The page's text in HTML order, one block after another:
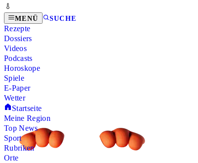
MENÜ SUCHE
Rezepte
Dossiers
Videos
Podcasts
Horoskope
Spiele
E-Paper
Wetter
Startseite
Meine Region
Top News
Sport
Rubriken
Orte